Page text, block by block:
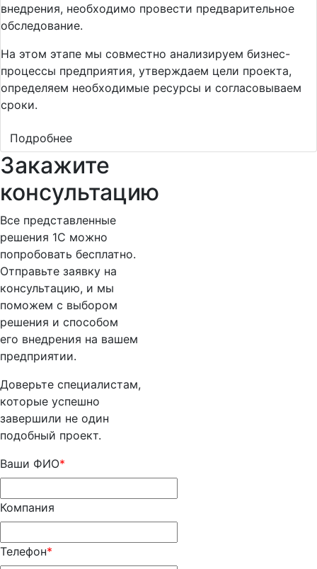
внедрения, необходимо провести предварительное
обследование.
На этом этапе мы совместно анализируем бизнес-
процессы предприятия, утверждаем цели проекта,
определяем необходимые ресурсы и согласовываем
сроки.
Подробнее
Закажите
консультацию
Все представленные
решения 1С можно
попробовать бесплатно.
Отправьте заявку на
консультацию, и мы
поможем с выбором
решения и способом
его внедрения на вашем
предприятии.
Доверьте специалистам,
которые успешно
завершили не один
подобный проект.
Ваши ФИО*
Компания
Телефон*